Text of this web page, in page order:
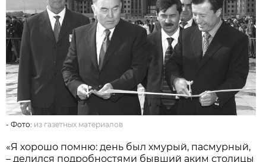
- Фото: из газетных материалов
«Я хорошо помню: день был хмурый, пасмурный,
– делился подробностями бывший аким столицы